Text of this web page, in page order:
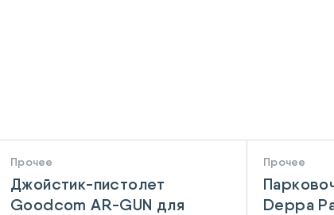
Прочее
Джойстик-пистолет
Goodcom AR-GUN для
Прочее
Deppa